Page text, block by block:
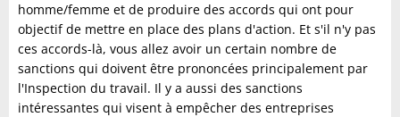
homme/femme et de produire des accords qui ont pour
objectif de mettre en place des plans d'action. Et s'il n'y pas
ces accords-là, vous allez avoir un certain nombre de
sanctions qui doivent être prononcées principalement par
l'Inspection du travail. Il y a aussi des sanctions
intéressantes qui visent à empêcher des entreprises